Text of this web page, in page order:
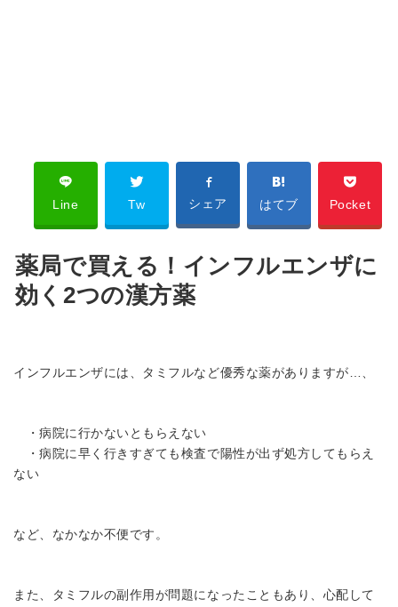
Line Tw シェア はてブ Pocket
薬局で買える！インフルエンザに
効く2つの漢方薬
インフルエンザには、タミフルなど優秀な薬がありますが…、
・病院に行かないともらえない
・病院に早く行きすぎても検査で陽性が出ず処方してもらえ
ない
など、なかなか不便です。
また、タミフルの副作用が問題になったこともあり、心配して